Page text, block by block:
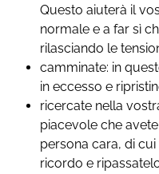
Questo aiuterà il
normale e a far sì
rilasciando le
camminate: in
in eccesso e
ricercate nella
piacevole che
persona cara, di
ricordo e